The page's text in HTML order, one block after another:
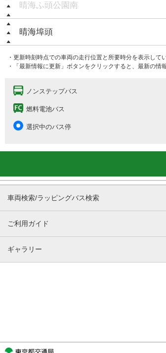
晴海ふ頭公園南
晴海埠頭
・更新時刻時点での車両の走行位置と所要時分を表示してい
・「最新情報に更新」ボタンをクリックすると、最新の
ノンステップバス
燃料電池バス
選択中のバス停
車両検索/ラッピングバス検索
ご利用ガイド
ギャラリー